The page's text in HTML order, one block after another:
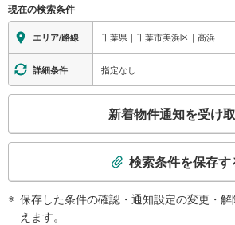
現在の検索条件
エリア/路線 千葉県｜千葉市美浜区｜高浜
詳細条件 指定なし
検
新着物件通知を受け
検索条件を保存す
保存した条件の確認・通知設定の変更・解
えます。